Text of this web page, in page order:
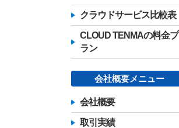
クラウドサービス比較表
CLOUD TENMAの料金プ
ラン
会社概要メニュー
会社概要
取引実績